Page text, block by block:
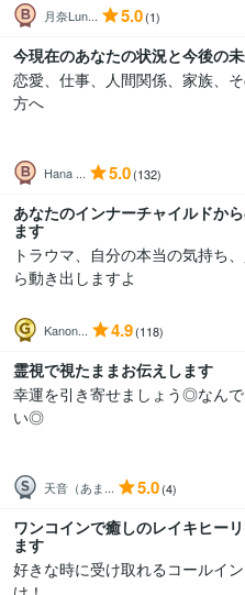
月奈Lun... 5.0(1)
今現在のあなたの状況と今後の
恋愛、仕事、人間関係、家族、
方へ
Hana ... 5.0(132)
あなたのインナーチャイルドか
ます
トラウマ、自分の本当の気持ち
ら動き出しますよ
Kanon... 4.9(118)
霊視で視たままお伝えします
幸運を引き寄せましょう◎なん
い◎
天音（あま... 5.0(4)
ワンコインで癒しのレイキヒー
ます
好きな時に受け取れるコールイ